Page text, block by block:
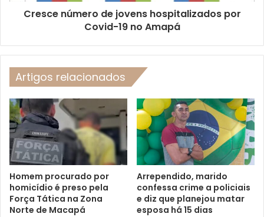
Cresce número de jovens hospitalizados por
Covid-19 no Amapá
Artigos relacionados
Homem procurado por
homicídio é preso pela
Força Tática na Zona
Norte de Macapá
Arrependido, marido
confessa crime a policiais
e diz que planejou matar
esposa há 15 dias